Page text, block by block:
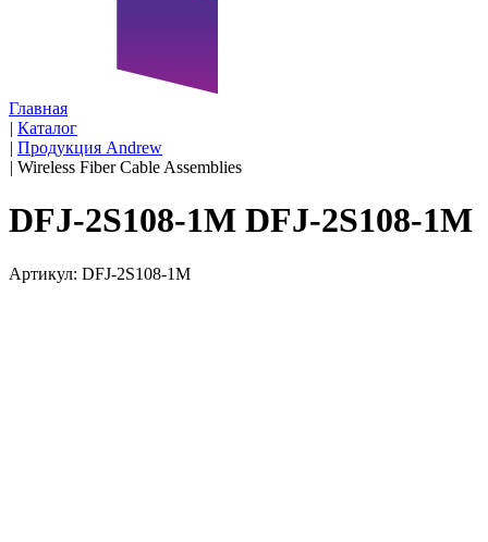
Главная
| Каталог
| Продукция Andrew
| Wireless Fiber Cable Assemblies
DFJ-2S108-1M DFJ-2S108-1M
Артикул: DFJ-2S108-1M